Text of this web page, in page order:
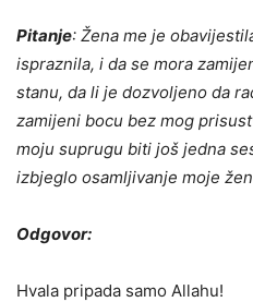
Pitanje: Žena me je
ispraznila, i da se mora
stanu, da li je dozvoljeno da
zamijeni bocu bez mog
moju suprugu biti još jedna
izbjeglo osamljivanje moje
Odgovor:
Hvala pripada samo Allahu!